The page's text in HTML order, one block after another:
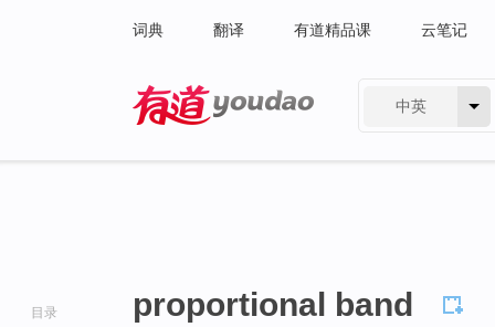
词典 翻译 有道精品课 云笔记
中英
目录 proportional band